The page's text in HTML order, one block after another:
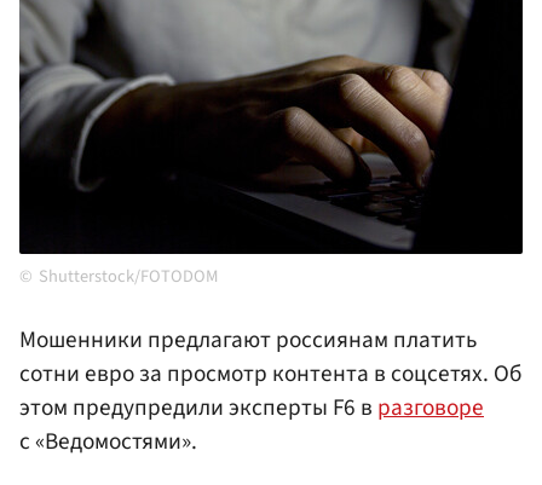
Shutterstock/FOTODOM
Мошенники предлагают россиянам платить
сотни евро за просмотр контента в соцсетях. Об
этом предупредили эксперты F6 в разговоре
с «Ведомостями».